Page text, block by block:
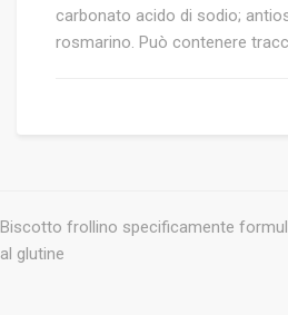
carbonato acido di sodio;
rosmarino. Può contenere
Biscotto frollino specificamente
al glutine